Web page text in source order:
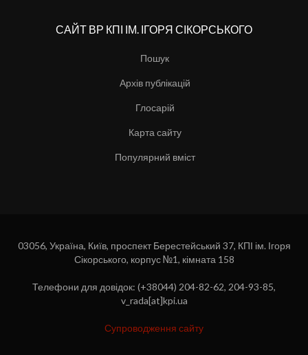
САЙТ ВР КПІ ІМ. ІГОРЯ СІКОРСЬКОГО
Пошук
Архів публікацій
Глосарій
Карта сайту
Популярний вміст
03056, Україна, Київ, проспект Берестейський 37, КПІ ім. Ігоря
Сікорського, корпус №1, кімната 158
Телефони для довідок: (+38044) 204-82-62, 204-93-85,
v_rada[at]kpi.ua
Супроводження сайту